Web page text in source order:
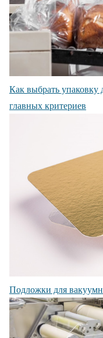
Как выбрать упаковку
главных критериев
Подложки для